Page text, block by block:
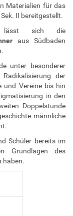
Materialien für das
II bereitgestellt.
lässt sich die
aus Südbaden
unter besonderer
der
und Vereine bis hin
in den
Doppelstunde
männliche
Schüler bereits im
Grundlagen des
haben.